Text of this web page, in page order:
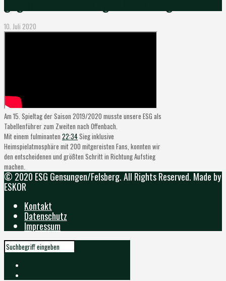
10. Juli 2020
Am 15. Spieltag der Saison 2019/2020 musste unsere ESG als
Tabellenführer zum Zweiten nach Offenbach.
Mit einem fulminanten 22:34Sieg inklusive
Heimspielatmosphäre mit 200 mitgereisten Fans, konnten wir
den entscheidenen und größten Schritt in Richtung Aufstieg
machen.
© 2020 ESG Gensungen/Felsberg. All Rights Reserved. Made by
ESKOR
Kontakt
Datenschutz
Impressum